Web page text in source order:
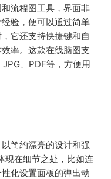
流程图工具，界面非
验，便可以通过简单
它还支持快捷键和自
率。这款在线脑图支
、PDF等，方便用
简约漂亮的设计和强
现在细节之处，比如连
化设置面板的弹出动